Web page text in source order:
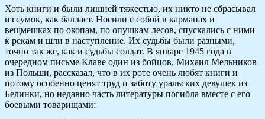
Хоть книги и были лишней тяжестью, их никто не сбрасывал
из сумок, как балласт. Носили с собой в карманах и
вещмешках по окопам, по опушкам лесов, спускались с ними
к рекам и шли в наступление. Их судьбы были разными,
точно так же, как и судьбы солдат. В январе 1945 года в
очередном письме Клаве один из бойцов, Михаил Мельников
из Польши, рассказал, что в их роте очень любят книги и
потому особенно ценят труд и заботу уральских девушек из
Белинки, но недавно часть литературы погибла вместе с его
боевыми товарищами: